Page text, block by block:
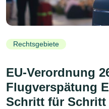
Rechtsgebiete
EU-Verordnung
Flugverspätung
Schritt für Schritt